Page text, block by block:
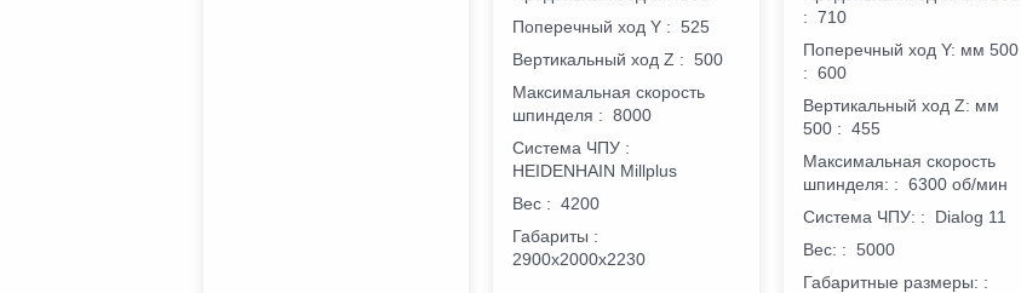
Поперечный ход Y : 525
Вертикальный ход Z : 500
Максимальная скорость
шпинделя : 8000
Система ЧПУ :
HEIDENHAIN Millplus
Вес : 4200
Габариты :
2900х2000х2230
: 710
Поперечный ход Y: мм 500
: 600
Вертикальный ход Z: мм
500 : 455
Максимальная скорость
шпинделя: : 6300 об/мин
Система ЧПУ: :
Dialog 11
Вес: : 5000
Габаритные размеры: :